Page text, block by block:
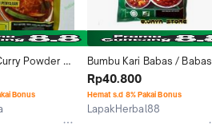
Powder /
/ 250 Gram
Bonus
Bumbu Kari Babas / Babas
Meat Curry Powder 250g
Rp40.800
Hemat s.d 8% Pakai Bonus
LapakHerbal88